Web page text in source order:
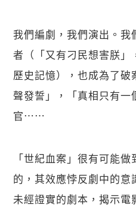
我們編劇，我們演出。
者（「又有刁民想害朕
歷史記憶），也成為了破
聲發誓」，「真相只有一
官⋯⋯
「世紀血案」很有可能
的，其效應悖反劇中的意
未經證實的劇本，揭示